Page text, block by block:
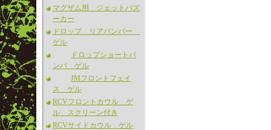
マグザム用 ジェットバズ
ーカー
ドロップ リアバンパー
ゲル
ドロップショートバ
ンパ ゲル
JMフロントフェイ
ス ゲル
RCVフロントカウル ゲ
ル スクリーン付き
RCVサイドカウル ゲル